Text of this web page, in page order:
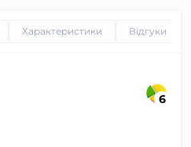
Характеристики Відгуки
6